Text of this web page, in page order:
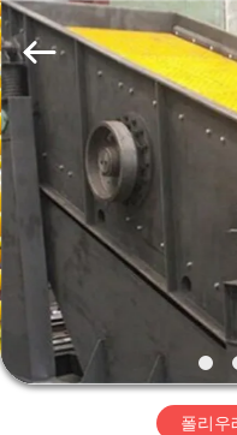
집
제
품
우
리
2020
-
2026
HUATAO
LOVER
LTD.
All
Rights
Reserved.
폴리우